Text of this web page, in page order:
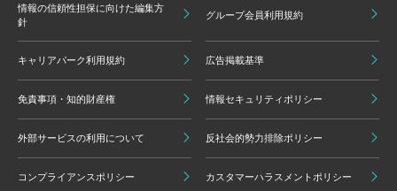
情報の信頼性担保に向けた編集方
針
グループ会員利用規約
キャリアパーク利用規約 広告掲載基準
免責事項・知的財産権 情報セキュリティポリシー
外部サービスの利用について 反社会的勢力排除ポリシー
コンプライアンスポリシー カスタマーハラスメントポリシー